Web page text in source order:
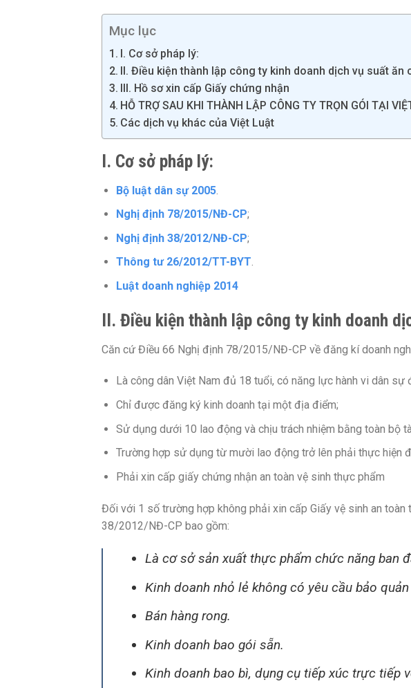
Mục lục
I. Cơ sở pháp lý:
II. Điều kiện thành lập công ty kinh doanh dịch vụ suất ăn
III. Hồ sơ xin cấp Giấy chứng nhận
HỖ TRỢ SAU KHI THÀNH LẬP CÔNG TY TRỌN GÓI TẠI
Các dịch vụ khác của Việt Luật
I. Cơ sở pháp lý:
Bộ luật dân sự 2005.
Nghị định 78/2015/NĐ-CP;
Nghị định 38/2012/NĐ-CP;
Thông tư 26/2012/TT-BYT.
Luật doanh nghiệp 2014
II. Điều kiện thành lập công ty kinh doanh
Căn cứ Điều 66 Nghị định 78/2015/NĐ-CP về đăng kí doanh
Là công dân Việt Nam đủ 18 tuổi, có năng lực hành vi dân
Chỉ được đăng ký kinh doanh tại một địa điểm;
Sử dụng dưới 10 lao động và chịu trách nhiệm bằng toàn bộ
Trường hợp sử dụng từ mười lao động trở lên phải thực hiện
Phải xin cấp giấy chứng nhận an toàn vệ sinh thực phẩm
Đối với 1 số trường hợp không phải xin cấp Giấy vệ sinh an
38/2012/NĐ-CP bao gồm:
Là cơ sở sản xuất thực phẩm chức năng ban
Kinh doanh nhỏ lẻ không có yêu cầu bảo
Bán hàng rong.
Kinh doanh bao gói sẵn.
Kinh doanh bao bì, dụng cụ tiếp xúc trực tiếp